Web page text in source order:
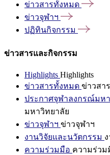
ข่าวสารทั้งหมด
ข่าวจุฬาฯ
ปฏิทินกิจกรรม
ข่าวสารและกิจกรรม
Highlights Highlights
ข่าวสารทั้งหมด ข่าวสา
ประกาศจุฬาลงกรณ์มห
มหาวิทยาลัย
ข่าวจุฬาฯ ข่าวจุฬาฯ
งานวิจัยและนวัตกรรม
ความร่วมมือ ความร่วม